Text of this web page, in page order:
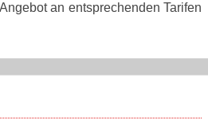
an entsprechenden Tarifen